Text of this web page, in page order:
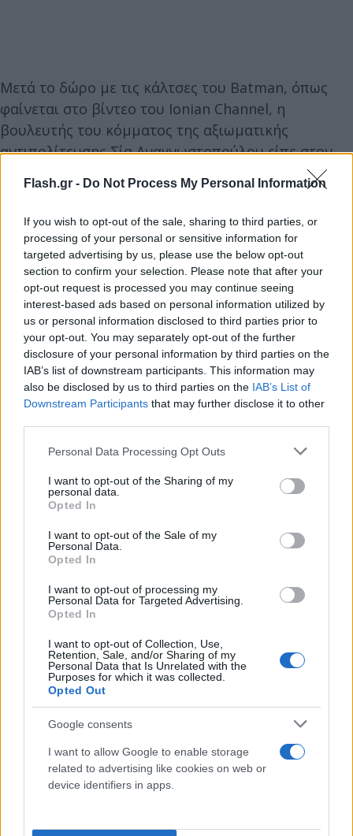
Flash.gr - Do Not Process My Personal Information
If you wish to opt-out of the sale, sharing to third parties, or
processing of your personal or sensitive information for
targeted advertising by us, please use the below opt-out
section to confirm your selection. Please note that after your
opt-out request is processed you may continue seeing
interest-based ads based on personal information utilized by
us or personal information disclosed to third parties prior to
your opt-out. You may separately opt-out of the further
disclosure of your personal information by third parties on the
IAB’s list of downstream participants. This information may
also be disclosed by us to third parties on the IAB’s List of
Downstream Participants that may further disclose it to other
Please note that this website/app uses one or more Google
not limited to your visit or usage behaviour. You may click to
grant or deny consent to Google and its third-party tags to
use your data for below specified purposes in below Google
consent section.
Personal Data Processing Opt Outs
I want to opt-out of the Sharing of my
personal data.
Opted In
I want to opt-out of the Sale of my
Personal Data.
Opted In
I want to opt-out of processing my
Personal Data for Targeted Advertising.
Opted In
I want to opt-out of Collection, Use,
Retention, Sale, and/or Sharing of my
Personal Data that Is Unrelated with the
Purposes for which it was collected.
Opted Out
Google consents
I want to allow Google to enable storage
related to advertising like cookies on web or
device identifiers in apps.
Μετά το δώρο με τις κάλτσες του Batman, όπως
φαίνεται στο βίντεο του Ionian Channel, η
βουλευτής του κόμματος της αξιωματικής
αντιπολίτευσης Σία Αναγνωστοπούλου είπε στον
Στέφανο Κασσελάκη ότι «εμείς οι παλιοί αριστεροί
κουραζόμαστε» και ο νέος αρχηγός του ΣΥΡΙΖΑ της
πρόσφερε ενεργειακό ποτό για να πάρει δυνάμεις.